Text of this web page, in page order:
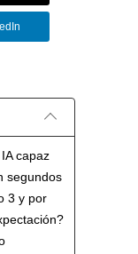
capaz
segundos
3 y por